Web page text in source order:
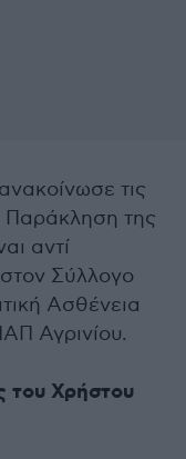
τις
Παράκληση της
αντί
Σύλλογο
Ασθένεια
Αγρινίου.
του Χρήστου